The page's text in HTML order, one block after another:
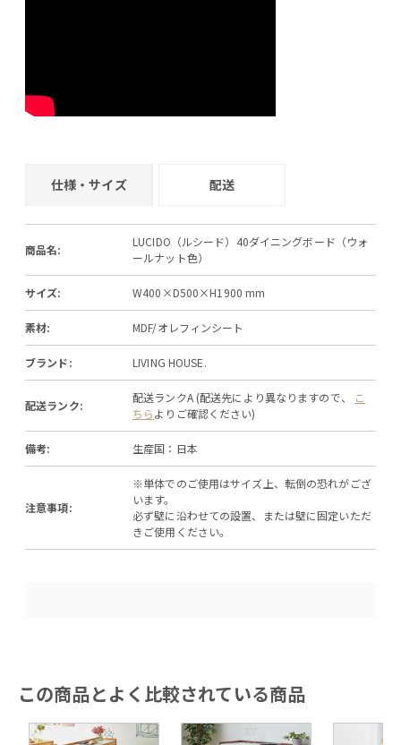
仕様・サイズ 配送
商品名:
LUCIDO（ルシード）40ダイニングボード（ウォ
ールナット色）
サイズ: W400×D500×H1900 mm
素材: MDF/オレフィンシート
ブランド: LIVING HOUSE.
配送ランク:
配送ランクA (配送先により異なりますので、
こ
ちらよりご確認ください)
備考: 生産国：日本
注意事項:
※単体でのご使用はサイズ上、転倒の恐れがござ
います。
必ず壁に沿わせての設置、または壁に固定いただ
きご使用ください。
この商品とよく比較されている商品